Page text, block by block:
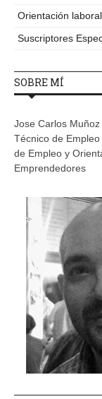
Orientación laboral
Suscriptores
SOBRE MÍ
Jose Carlos
Técnico de
de Empleo y
Emprendedores